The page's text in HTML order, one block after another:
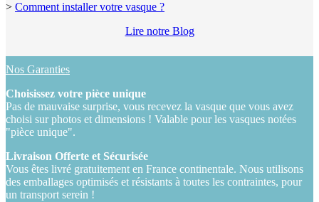
> Comment installer votre vasque ?
Lire notre Blog
Nos Garanties
Choisissez votre pièce unique
Pas de mauvaise surprise, vous recevez la vasque que vous avez
choisi sur photos et dimensions ! Valable pour les vasques notées
"pièce unique".
Livraison Offerte et Sécurisée
Vous êtes livré gratuitement en France continentale. Nous utilisons
des emballages optimisés et résistants à toutes les contraintes, pour
un transport serein !